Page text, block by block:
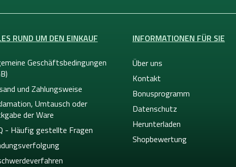
RUND UM DEN EINKAUF
Geschäftsbedingungen
und Zahlungsweise
Umtausch oder
der Ware
- Häufig gestellte Fragen
INFORMATIONEN FÜR SIE
Über uns
Kontakt
Bonusprogramm
Datenschutz
Herunterladen
Shopbewertung